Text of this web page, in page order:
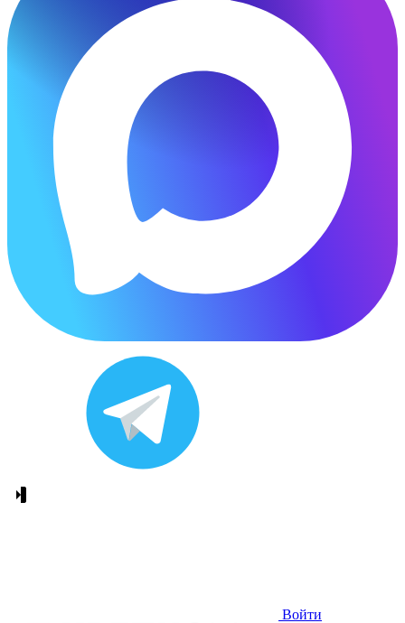
Войти